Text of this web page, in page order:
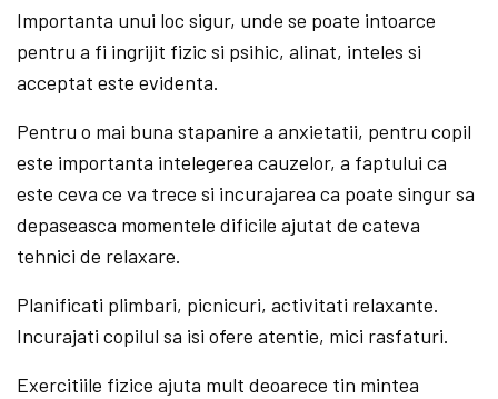
Importanta unui loc sigur, unde se poate intoarce
pentru a fi ingrijit fizic si psihic, alinat, inteles si
acceptat este evidenta.
Pentru o mai buna stapanire a anxietatii, pentru copil
este importanta intelegerea cauzelor, a faptului ca
este ceva ce va trece si incurajarea ca poate singur sa
depaseasca momentele dificile ajutat de cateva
tehnici de relaxare.
Planificati plimbari, picnicuri, activitati relaxante.
Incurajati copilul sa isi ofere atentie, mici rasfaturi.
Exercitiile fizice ajuta mult deoarece tin mintea